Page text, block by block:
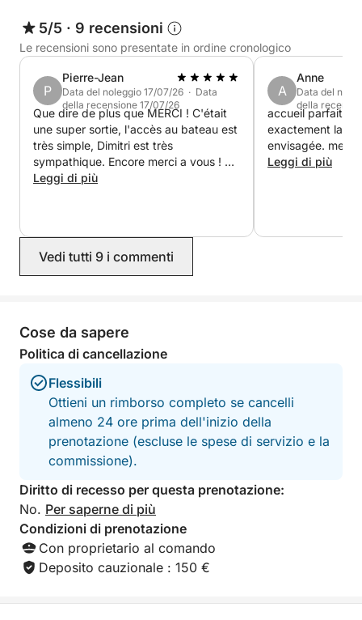
noleggiare e godersi questa esperienza. Sarò lieto di
mostrarti questo luogo magico (Isola degli Uccelli,
Banc de la Vigne, ecc.) con diverse soste per
nuotare!
Imbarcazione confortevole con prendisole e tavolo
da picnic.
Gli orari di partenza e arrivo variano, poiché
Partenza possibile da qualsiasi località di Le Canon,
Grand Piquey o Cap-Ferret.
Goditi i semplici piaceri del mare! Massimo 4
persone per godersi appieno l'escursione.
Politica di cancellazione flessibile.
Non esitare a contattarmi per qualsiasi domanda
prima di prenotare.
Parlo inglese, spagnolo e francese.
5/5 · 9 recensioni
Le recensioni sono presentate in ordine cronologico
P
Pierre-Jean
Data del noleggio 17/07/26 · Data
della recensione 17/07/26
Que dire de plus que MERCI ! C'était
une super sortie, l'accès au bateau est
très simple, Dimitri est très
sympathique. Encore merci a vous ! A
refaire sans hésitation ! La VRAIE
Leggi di più
A
Anne
Data del
della
accueil parfait !
exactement la
envisagée. merci
Leggi di più
Vedi tutti 9 i commenti
Cose da sapere
Politica di cancellazione
Flessibili
Ottieni un rimborso completo se cancelli
almeno 24 ore prima dell'inizio della
prenotazione (escluse le spese di servizio e la
commissione).
Diritto di recesso per questa prenotazione:
No. Per saperne di più
Condizioni di prenotazione
Con proprietario al comando
Deposito cauzionale : 150 €